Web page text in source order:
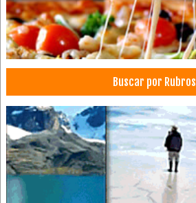
Manicure
Pedicure
SPA
Caramelos
Masmelos
Administración, Asesores en
Artesanías de vidrio
Cristalería
Buscar por Rubros